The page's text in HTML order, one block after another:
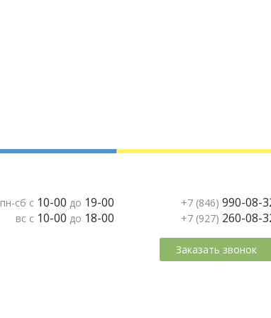
пн-сб с 10-00 до 19-00
вс с 10-00 до 18-00
+7 (846) 990-08-
+7 (927) 260-08-
Заказать звонок